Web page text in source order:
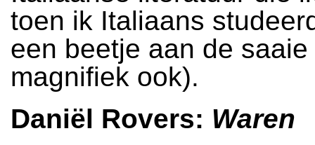
toen ik Italiaans
een beetje aan de
magnifiek ook).
Daniël Rovers: Waren